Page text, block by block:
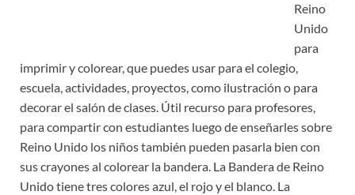
Reino
Unido
para
imprimir y colorear, que puedes usar para el colegio,
escuela, actividades, proyectos, como ilustración o para
decorar el salón de clases. Útil recurso para profesores,
para compartir con estudiantes luego de enseñarles sobre
Reino Unido los niños también pueden pasarla bien con
sus crayones al colorear la bandera. La Bandera de Reino
Unido tiene tres colores azul, el rojo y el blanco. La